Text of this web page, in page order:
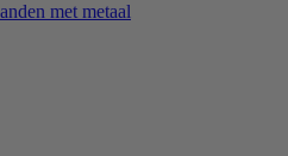
met metaal